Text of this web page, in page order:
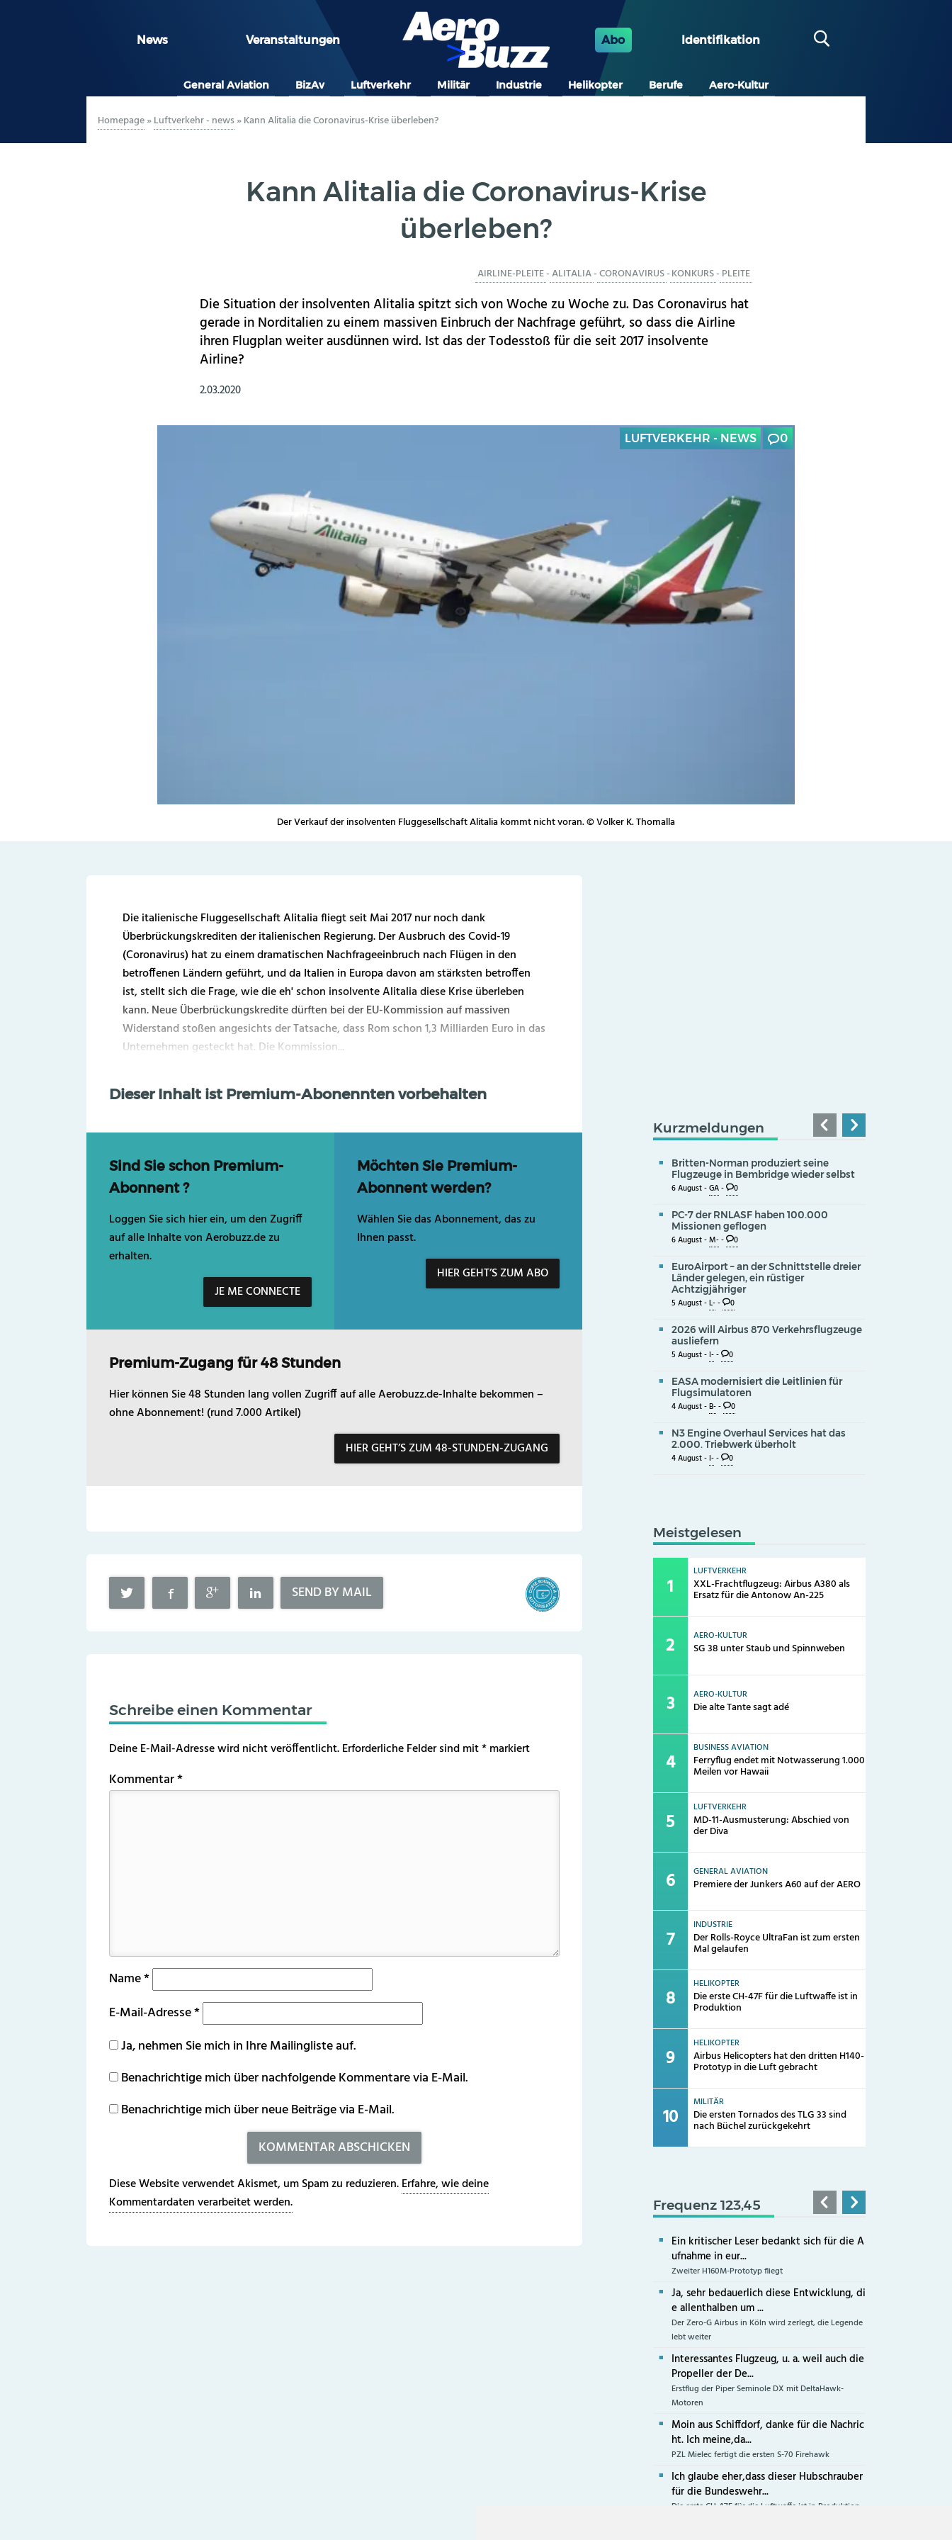
News Veranstaltungen Abo Identifikation
General Aviation BizAv Luftverkehr Militär Industrie Helikopter Berufe Aero-Kultur
Homepage»Luftverkehr - news»Kann Alitalia die Coronavirus-Krise überleben?
Kann Alitalia die Coronavirus-Krise
überleben?
AIRLINE-PLEITE-ALITALIA-CORONAVIRUS-KONKURS- PLEITE
Die Situation der insolventen Alitalia spitzt sich von Woche zu Woche zu. Das Coronavirus hat
gerade in Norditalien zu einem massiven Einbruch der Nachfrage geführt, so dass die Airline
ihren Flugplan weiter ausdünnen wird. Ist das der Todesstoß für die seit 2017 insolvente
Airline?
2.03.2020
LUFTVERKEHR - NEWS 0
Der Verkauf der insolventen Fluggesellschaft Alitalia kommt nicht voran. © Volker K. Thomalla
Die italienische Fluggesellschaft Alitalia fliegt seit Mai 2017 nur noch dank
Überbrückungskrediten der italienischen Regierung. Der Ausbruch des Covid-19
(Coronavirus) hat zu einem dramatischen Nachfrageeinbruch nach Flügen in den
betroffenen Ländern geführt, und da Italien in Europa davon am stärksten betroffen
ist, stellt sich die Frage, wie die eh' schon insolvente Alitalia diese Krise überleben
kann. Neue Überbrückungskredite dürften bei der EU-Kommission auf massiven
Widerstand stoßen angesichts der Tatsache, dass Rom schon 1,3 Milliarden Euro in das
Unternehmen gesteckt hat. Die Kommission...
Dieser Inhalt ist Premium-Abonennten vorbehalten
Sind Sie schon Premium-
Abonnent ?
Loggen Sie sich hier ein, um den Zugriff
auf alle Inhalte von Aerobuzz.de zu
erhalten.
JE ME CONNECTE
Möchten Sie Premium-
Abonnent werden?
Wählen Sie das Abonnement, das zu
Ihnen passt.
HIER GEHT’S ZUM ABO
Premium-Zugang für 48 Stunden
Hier können Sie 48 Stunden lang vollen Zugriff auf alle Aerobuzz.de-Inhalte bekommen –
ohne Abonnement! (rund 7.000 Artikel)
HIER GEHT’S ZUM 48-STUNDEN-ZUGANG
SEND BY MAIL
Schreibe einen Kommentar
Deine E-Mail-Adresse wird nicht veröffentlicht.Erforderliche Felder sind mit*markiert
Kommentar*
Name*
E-Mail-Adresse*
Ja, nehmen Sie mich in Ihre Mailingliste auf.
Benachrichtige mich über nachfolgende Kommentare via E-Mail.
Benachrichtige mich über neue Beiträge via E-Mail.
Diese Website verwendet Akismet, um Spam zu reduzieren.Erfahre, wie deine
Kommentardaten verarbeitet werden.
Kurzmeldungen
Britten-Norman produziert seine
Flugzeuge in Bembridge wieder selbst
6 August -GA- 0
PC-7 der RNLASF haben 100.000
Missionen geflogen
6 August -M-- 0
EuroAirport – an der Schnittstelle dreier
Länder gelegen, ein rüstiger
Achtzigjähriger
5 August -L-- 0
2026 will Airbus 870 Verkehrsflugzeuge
ausliefern
5 August -I-- 0
EASA modernisiert die Leitlinien für
Flugsimulatoren
4 August -B-- 0
N3 Engine Overhaul Services hat das
2.000. Triebwerk überholt
4 August -I-- 0
Meistgelesen
LUFTVERKEHR
XXL-Frachtflugzeug: Airbus A380 als
Ersatz für die Antonow An-225
AERO-KULTUR
SG 38 unter Staub und Spinnweben
AERO-KULTUR
Die alte Tante sagt adé
BUSINESS AVIATION
Ferryflug endet mit Notwasserung 1.000
Meilen vor Hawaii
LUFTVERKEHR
MD-11-Ausmusterung: Abschied von
der Diva
GENERAL AVIATION
Premiere der Junkers A60 auf der AERO
INDUSTRIE
Der Rolls-Royce UltraFan ist zum ersten
Mal gelaufen
HELIKOPTER
Die erste CH-47F für die Luftwaffe ist in
Produktion
HELIKOPTER
Airbus Helicopters hat den dritten H140-
Prototyp in die Luft gebracht
MILITÄR
Die ersten Tornados des TLG 33 sind
nach Büchel zurückgekehrt
Frequenz 123,45
Ein kritischer Leser bedankt sich für die A
ufnahme in eur...
Zweiter H160M-Prototyp fliegt
Ja, sehr bedauerlich diese Entwicklung, di
e allenthalben um ...
Der Zero-G Airbus in Köln wird zerlegt, die Legende
lebt weiter
Interessantes Flugzeug, u. a. weil auch die
Propeller der De...
Erstflug der Piper Seminole DX mit DeltaHawk-
Motoren
Moin aus Schiffdorf, danke für die Nachric
ht. Ich meine,da...
PZL Mielec fertigt die ersten S-70 Firehawk
Ich glaube eher,dass dieser Hubschrauber
für die Bundeswehr...
Die erste CH-47F für die Luftwaffe ist in Produktion